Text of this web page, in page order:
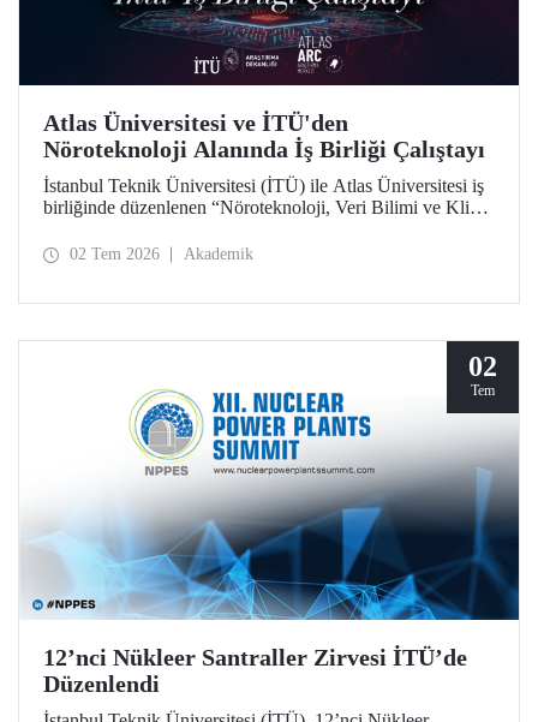
Atlas Üniversitesi ve İTÜ'den
Nöroteknoloji Alanında İş Birliği Çalıştayı
İstanbul Teknik Üniversitesi (İTÜ) ile Atlas Üniversitesi iş
birliğinde düzenlenen “Nöroteknoloji, Veri Bilimi ve Klinik
akademisyenleri ve araştırmacıları bir araya getirdi.
02 Tem 2026 Akademik
02
Tem
12’nci Nükleer Santraller Zirvesi İTÜ’de
Düzenlendi